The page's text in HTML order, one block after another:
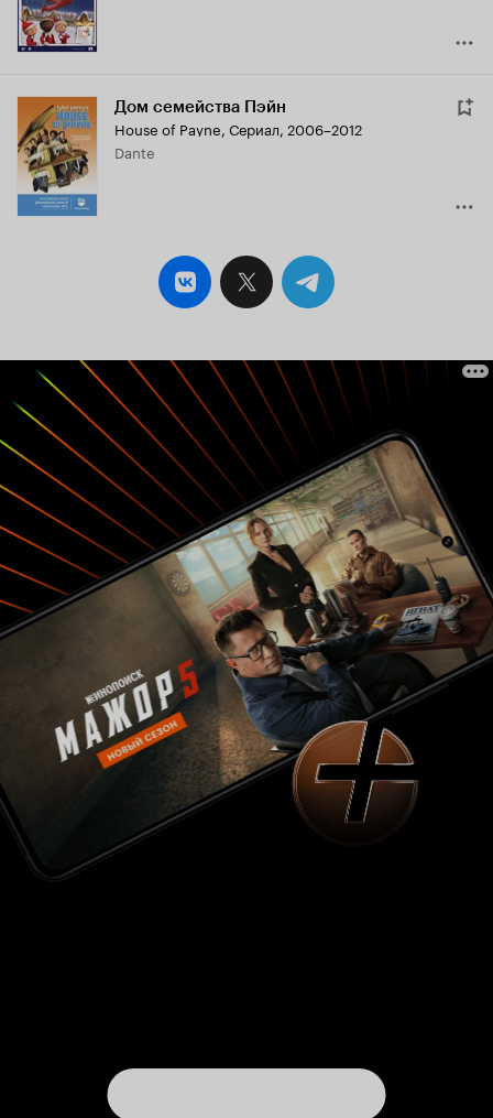
Дом семейства Пэйн
House of Payne, Сериал, 2006–2012
Dante